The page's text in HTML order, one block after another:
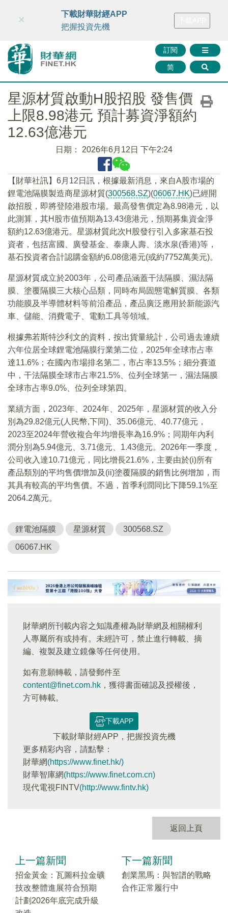
財華智庫網 FINTV FINMETA 財華證券 媒體矩陣
訂閱
简
×
下載財華財經APP
把握投資先機
星源材質啟動H股招股 發售價
上限8.98港元 預計募資淨額約
12.63億港元
日期： 2026年6月12日 下午2:24
【財華社訊】6月12日訊，根據最新消息，來自A股市場的
鋰電池隔膜製造商星源材質(300568.SZ)(06067.HK)已經開
啟招股，即將登陸港股市場。最高發售價定為8.98港元，以
此測算，其H股市值預期為13.43億港元，預期募集資金淨
額約12.63億港元。星源材質此次H股發行引入多家基石投
資者，包括富國、廣發基金、泰康人壽、淡水泉(香港)等，
基石投資者合計認購金額約6.08億港元(或約7752萬美元)。
星源材質成立於2003年，公司產品涵蓋干法隔膜、濕法隔
膜、塗覆隔膜三大核心品類，同時布局固態電解質膜、各類
功能膜及半導體材料等前沿產品，產品廣泛應用於新能源汽
車、儲能、消費電子、電動工具等領域。
根據弗若斯特沙利文的資料，按出貨量統計，公司過去連續
六年位居全球鋰電池隔膜行業第二位，2025年全球市占率
達11.6%；在國內市場排名第二，市占率13.5%；細分賽道
中，干法隔膜全球市占率21.5%、位列全球第一，濕法隔膜
全球市占率9.0%、位列全球第四。
業績方面，2023年、2024年、2025年，星源材質的收入分
別為29.82億元(人民幣,下同)、35.06億元、40.77億元，
2023至2024年營收複合年均增長率為16.9%；同期年內利
潤分別為5.94億元、3.71億元、1.43億元。2026年一季度，
公司收入達10.71億元，同比增長21.6%，主要由於(i)所有
產品類別的平均售價增加及(ii)塗覆隔膜的銷售比例增加，而
其具有較高的平均售價。不過，首季利潤同比下降59.1%至
2064.2萬元。
鋰電池隔膜 星源材質 300568.SZ
06067.HK
財華網所刊載內容之知識產權為財華網及相關權利
人專屬所有或持有。未經許可，禁止進行轉載、摘
編、複製及建立鏡像等任何使用。
如有意願轉載，請發郵件至
content@finet.com.hk ，獲得書面確認及授權後，
方可轉載。
下載APP
下載財華財經APP，把握投資先機
更多精彩内容，請點擊：
財華網(https://www.finet.hk/)
財華智庫網(https://www.finet.com.cn)
現代電視FINTV(http://www.fintv.hk)
返回上頁
上一篇新聞
招金黃金：瓦圖科拉金礦
技改整體進展符合預期
計劃2026年底完成升級
下一篇新聞
創業黑馬：與智譜的戰略
合作正常履行中